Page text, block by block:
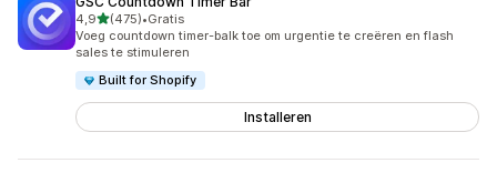
4,9van 5 sterren
(475)
475 recensies in totaal
•Gratis
Voeg countdown timer-balk toe om urgentie te creëren en flash
sales te stimuleren
Built for Shopify
Installeren